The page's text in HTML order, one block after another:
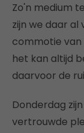
Zo'n medium
zijn we daar
commotie van
het kan altijd
daarvoor de
Donderdag
vertrouwde